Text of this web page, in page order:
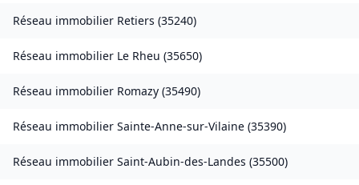
Réseau immobilier Retiers (35240)
Réseau immobilier Le Rheu (35650)
Réseau immobilier Romazy (35490)
Réseau immobilier Sainte-Anne-sur-Vilaine (35390)
Réseau immobilier Saint-Aubin-des-Landes (35500)